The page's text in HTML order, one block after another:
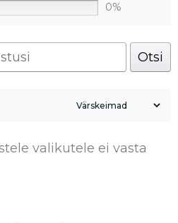
0%
Otsi
valikutele ei vasta